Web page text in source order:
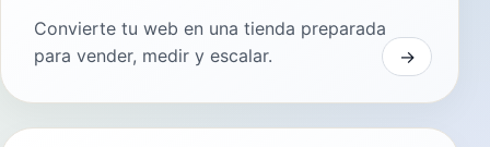
Convierte tu web en una tienda preparada
para vender, medir y escalar.